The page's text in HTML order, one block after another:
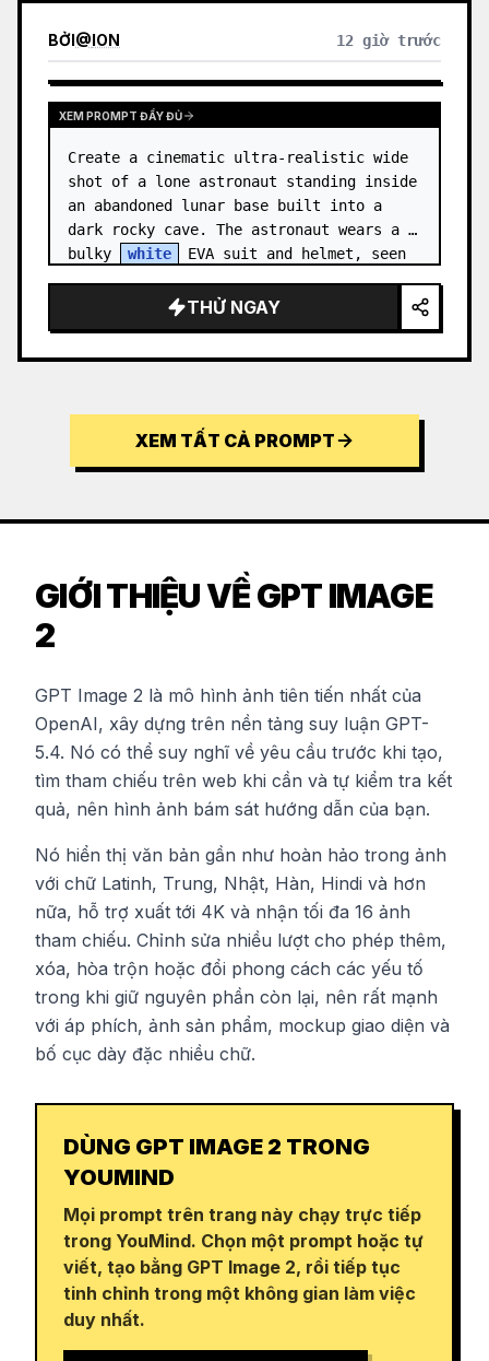
BỞI@ION 12 giờ trước
XEM PROMPT ĐẦY ĐỦ
Create a cinematic ultra-realistic wide
shot of a lone astronaut standing inside
an abandoned lunar base built into a
dark rocky cave. The astronaut wears a
bulky
white
EVA suit and helmet, seen
THỬ NGAY
XEM TẤT CẢ PROMPT
GIỚI THIỆU VỀ GPT IMAGE
2
GPT Image 2 là mô hình ảnh tiên tiến nhất của
OpenAI, xây dựng trên nền tảng suy luận GPT-
5.4. Nó có thể suy nghĩ về yêu cầu trước khi tạo,
tìm tham chiếu trên web khi cần và tự kiểm tra kết
quả, nên hình ảnh bám sát hướng dẫn của bạn.
Nó hiển thị văn bản gần như hoàn hảo trong ảnh
với chữ Latinh, Trung, Nhật, Hàn, Hindi và hơn
nữa, hỗ trợ xuất tới 4K và nhận tối đa 16 ảnh
tham chiếu. Chỉnh sửa nhiều lượt cho phép thêm,
xóa, hòa trộn hoặc đổi phong cách các yếu tố
trong khi giữ nguyên phần còn lại, nên rất mạnh
với áp phích, ảnh sản phẩm, mockup giao diện và
bố cục dày đặc nhiều chữ.
DÙNG GPT IMAGE 2 TRONG
YOUMIND
Mọi prompt trên trang này chạy trực tiếp
trong YouMind. Chọn một prompt hoặc tự
viết, tạo bằng GPT Image 2, rồi tiếp tục
tinh chỉnh trong một không gian làm việc
duy nhất.